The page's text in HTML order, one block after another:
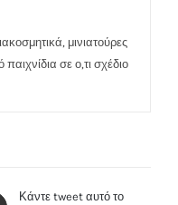
μινιατούρες
σε ο,τι σχέδιο
Κάντε tweet αυτό το